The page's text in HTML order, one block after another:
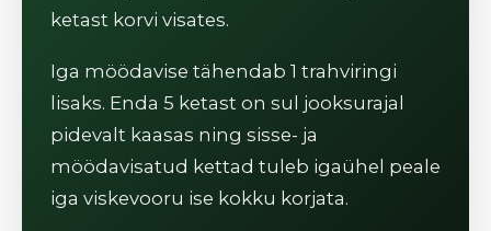
ketast korvi visates.
Iga möödavise tähendab 1 trahviringi
lisaks. Enda 5 ketast on sul jooksurajal
pidevalt kaasas ning sisse- ja
möödavisatud kettad tuleb igaühel peale
iga viskevooru ise kokku korjata.